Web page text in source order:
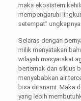
maka ekosistem
mempengaruhi
setempat” ungkapnya.
Selaras dengan
milik menyatakan
wilayah masyarakat
berternak dan siklus
menyebabkan air
bisa ditanami. Maka
yang lebih